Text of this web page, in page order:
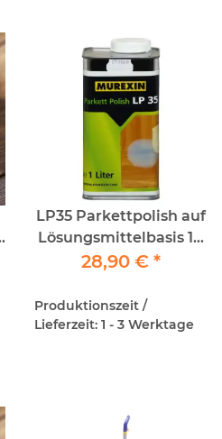
LP35 Parkettpolish auf
Lösungsmittelbasis 1lt
- Murexin
28,90 € *
Produktionszeit /
Lieferzeit: 1 - 3 Werktage